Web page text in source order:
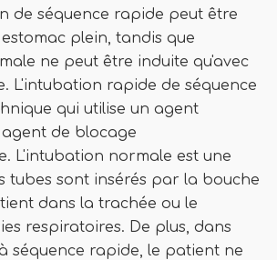
de séquence rapide peut être
plein, tandis que
ne peut être induite qu'avec
L'intubation rapide de séquence
qui utilise un agent
de blocage
L'intubation normale est une
tubes sont insérés par la bouche
dans la trachée ou le
respiratoires. De plus, dans
séquence rapide, le patient ne